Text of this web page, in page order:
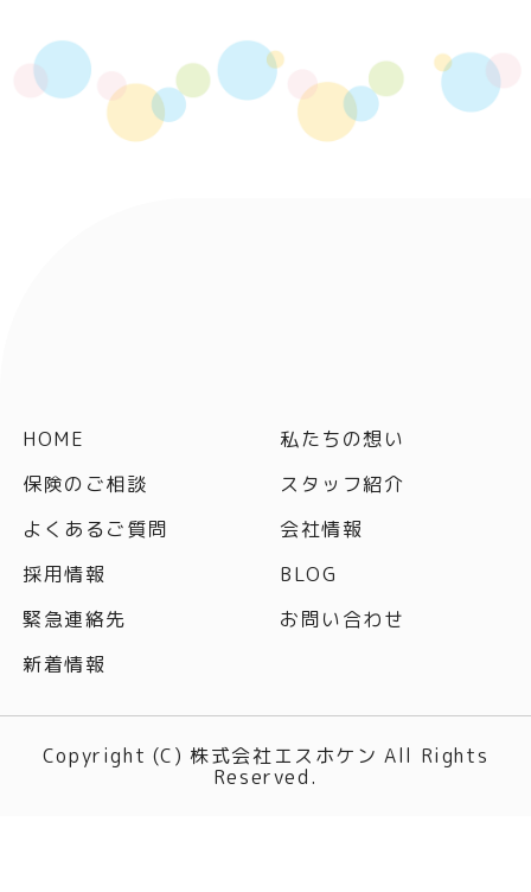
HOME
私たちの想い
保険のご相談
スタッフ紹介
よくあるご質問
会社情報
採用情報
BLOG
緊急連絡先
お問い合わせ
新着情報
Copyright (C) 株式会社エスホケン All Rights
Reserved.